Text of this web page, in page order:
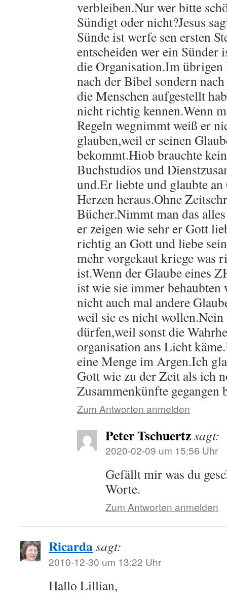
verbleiben.Nur wer bitte
Sündigt oder nicht?Jesus
Sünde ist werfe sen ersten
entscheiden wer ein Sünder
die Organisation.Im
nach der Bibel sondern
die Menschen aufgestellt
nicht richtig kennen.Wenn
Regeln wegnimmt weiß er
glauben,weil er seinen
bekommt.Hiob brauchte
Buchstudios und
und.Er liebte und glaubte an
Herzen heraus.Ohne
Bücher.Nimmt man das
er zeigen wie sehr er Gott
richtig an Gott und liebe
mehr vorgekaut kriege was
ist.Wenn der Glaube eines
ist wie sie immer behaubten
nicht auch mal andere
weil sie es nicht
dürfen,weil sonst die
organisation ans Licht
eine Menge im Argen.Ich
Gott wie zu der Zeit als ich
Zusammenkünfte gegangen
Zum Antworten anmelden
Peter Tschuertzsagt:
2020-02-09 um 15:56 Uhr
Gefällt mir was du
Worte.
Zum Antworten anmelden
Ricardasagt:
2010-12-30 um 13:22 Uhr
Hallo Lillian,